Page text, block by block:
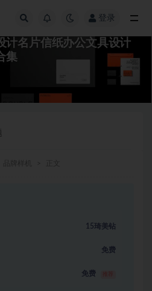
登录
计名片信纸办公文具设计
集
15琦美钻
免费
免费